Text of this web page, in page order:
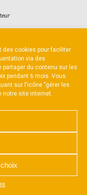
des cookies pour faciliter
via des
du contenu sur les
pendant 6 mois. Vous
sur l'icône "gérer les
notre site internet.
LÉGALES
COOKIES